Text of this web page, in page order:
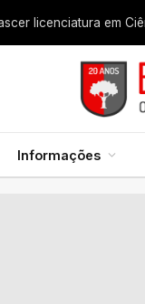
Informações